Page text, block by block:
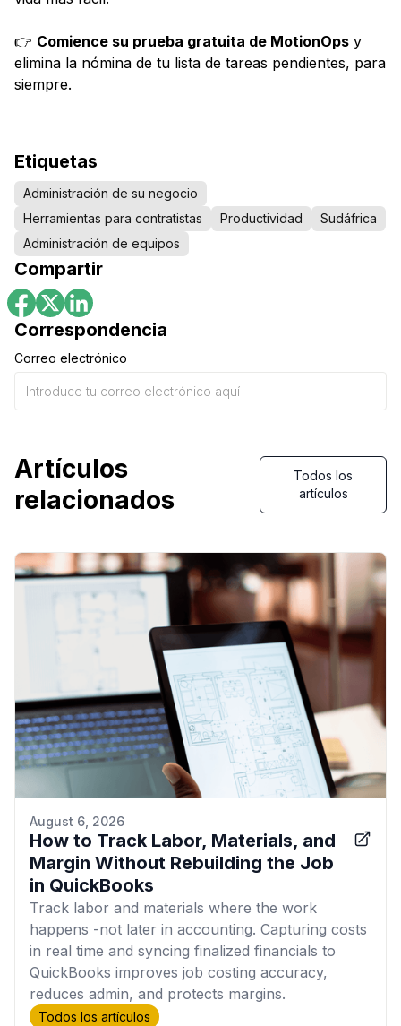
👉 Comience su prueba gratuita de MotionOps y
elimina la nómina de tu lista de tareas pendientes, para
siempre.
Etiquetas
Administración de su negocio
Herramientas para contratistas
Productividad
Sudáfrica
Administración de equipos
Compartir
Correspondencia
Correo electrónico
Artículos
relacionados
Todos los
artículos
August 6, 2026
How to Track Labor, Materials, and
Margin Without Rebuilding the Job
in QuickBooks
Track labor and materials where the work
happens -not later in accounting. Capturing costs
in real time and syncing finalized financials to
QuickBooks improves job costing accuracy,
reduces admin, and protects margins.
Todos los artículos